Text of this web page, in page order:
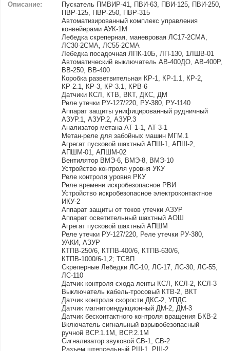
Описание:
Пускатель ПМВИР-41, ПВИ-63, ПВИ-125, ПВИ-250,
ПВР-125, ПВР-250, ПВР-315
Автоматизированный комплекс управления
конвейерами АУК-1М
Лебедка скреперная, маневровая ЛС17-2СМА,
ЛС30-2СМА, ЛС55-2СМА
Лебедка посадочная ЛПК-10Б, ЛП-130, 1ЛШВ-01
Автоматический выключатель АВ-400ДО, АВ-400Р,
ВВ-250, ВВ-400
Коробка разветвительная КР-1, КР-1.1, КР-2,
КР-2.1, КР-3, КР-3.1, КРВ-6
Датчики КСЛ, КТВ, ВКТ, ДКС, ДМ
Реле утечки РУ-127/220, РУ-380, РУ-1140
Аппарат защиты унифицированный рудничный
АЗУР.1, АЗУР.2, АЗУР.3
Анализатор метана АТ 1-1, АТ 3-1
Метан-реле для забойных машин МГМ.1
Агрегат пусковой шахтный АПШ-1, АПШ-2,
АПШМ-01, АПШМ-02
Вентилятор ВМЭ-6, ВМЭ-8, ВМЭ-10
Устройство контроля уровня УКУ
Реле контроля уровня РКУ
Реле времени искробезопасное РВИ
Устройство искробезопасное электроконтактное
ИКУ-2
Аппарат защиты от токов утечки АЗУР
Аппарат осветительный шахтный АОШ
Агрегат пусковой шахтный АПШМ
Реле утечки РУ-127/220, Реле утечки РУ-380,
УАКИ, АЗУР
КТПВ-250/6, КТПВ-400/6, КТПВ-630/6,
КТПВ-1000/6-1,2; ТСВП
Скреперные Лебедки ЛС-10, ЛС-17, ЛС-30, ЛС-55,
ЛС-110
Датчик контроля схода ленты КСЛ, КСЛ-2, КСЛ-3
Выключатель кабель-тросовый КТВ-2, ВКТ
Датчик контроля скорости ДКС-2, УПДС
Датчик магнитоиндукционный ДМ-2, ДМ-3
Датчик бесконтактного контроля вращения БКВ-2
Включатель сигнальный взрывобезопасный
ручной ВСР.1.1М, ВСР.2.1М
Сигнализатор звуковой СВ-1, СВ-2
Разъем штепсельный РШ-1, РШ-2